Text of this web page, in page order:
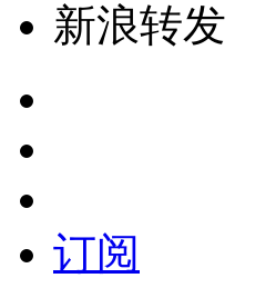
新浪转发
订阅